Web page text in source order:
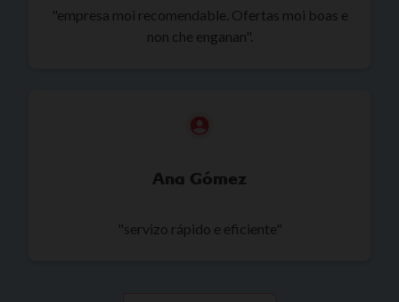
"empresa moi recomendable. Ofertas moi boas e
non che enganan".
Ana Gómez
"servizo rápido e eficiente"